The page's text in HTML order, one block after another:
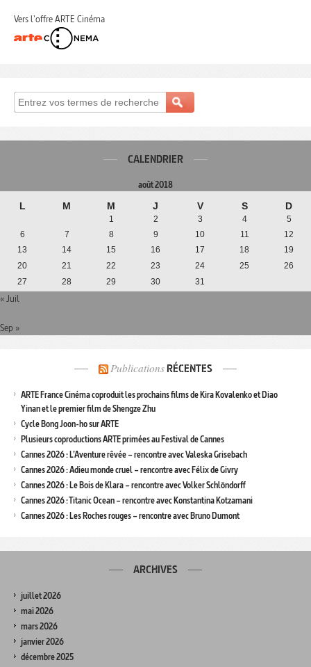
Vers l'offre ARTE Cinéma
CALENDRIER
août 2018
L M M J V S D
1 2 3 4
5
6
7 8 9 10 11
12
13
14 15 16 17 18
19
20
21 22 23 24 25
26
27
28 29 30 31
« Juil
Sep »
Publications RÉCENTES
ARTE France Cinéma coproduit les prochains films de Kira Kovalenko et Diao
Yinan et le premier film de Shengze Zhu
Cycle Bong Joon-ho sur ARTE
Plusieurs coproductions ARTE primées au Festival de Cannes
Cannes 2026 : L’Aventure rêvée – rencontre avec Valeska Grisebach
Cannes 2026 : Adieu monde cruel – rencontre avec Félix de Givry
Cannes 2026 : Le Bois de Klara – rencontre avec Volker Schlöndorff
Cannes 2026 : Titanic Ocean – rencontre avec Konstantina Kotzamani
Cannes 2026 : Les Roches rouges – rencontre avec Bruno Dumont
ARCHIVES
juillet 2026
mai 2026
mars 2026
janvier 2026
décembre 2025